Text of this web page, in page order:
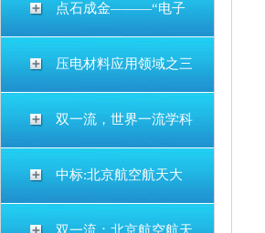
点石成金———“电子
压电材料应用领域之三
双一流，世界一流学科
中标:北京航空航天大